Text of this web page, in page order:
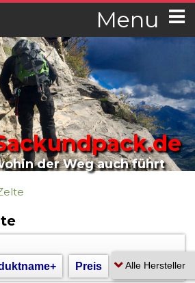
Menu
der Weg auch führt
Preis